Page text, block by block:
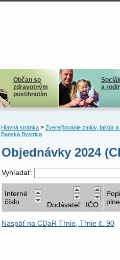
Občan so
zdravotným
postihnutím
a
Hlavná stránka> Zverejňovanie zmlúv, faktúr a
Banská Bystrica
Objednávky 2024
Vyhľadať:
Interné
číslo
Dodávateľ IČO
Naspäť na CDaR Tŕnie, Tŕnie č. 90